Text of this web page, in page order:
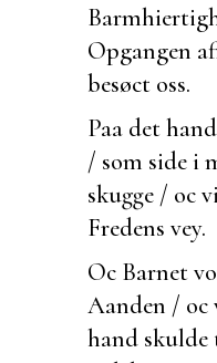
Opgangen
besøct oss.
Paa det
/ som side i
skugge / oc
Fredens vey.
Oc Barnet
Aanden /
hand skulde